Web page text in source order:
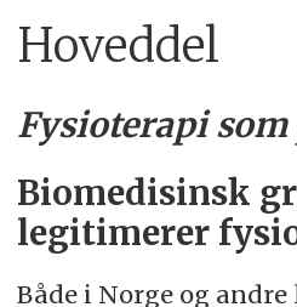
Hoveddel
Fysioterapi
Biomedisinsk
legitimerer
Både i Norge og